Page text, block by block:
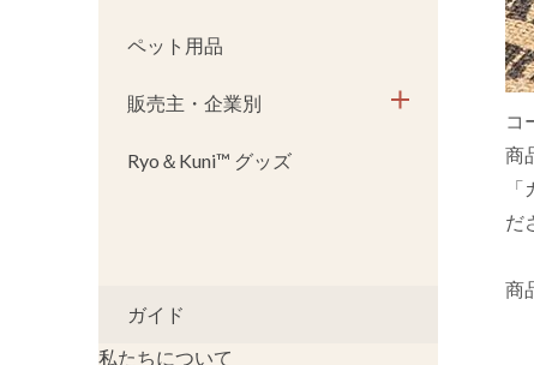
コ
商
だ
商
ペット用品
販売主・企業別
Ryo＆Kuni™ グッズ
ガイド
私たちについて